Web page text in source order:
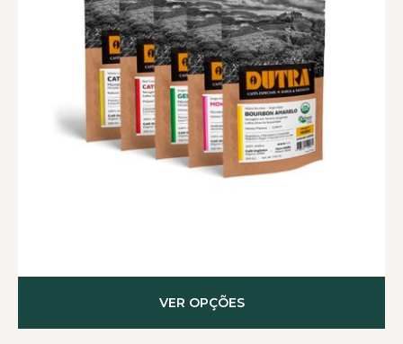
VER OPÇÕES